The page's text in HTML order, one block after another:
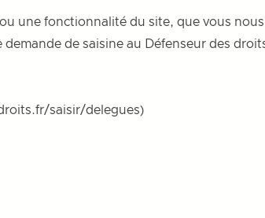
une fonctionnalité du site, que vous
de saisine au Défenseur des
saisir/delegues)